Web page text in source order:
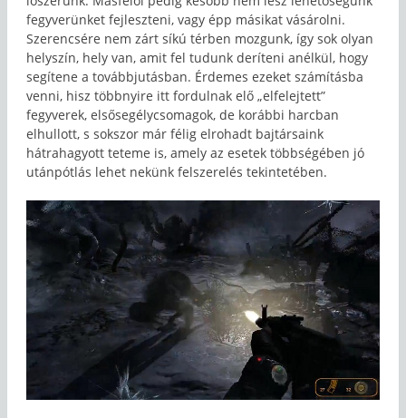
fegyverünket fejleszteni, vagy épp másikat vásárolni.
Szerencsére nem zárt síkú térben mozgunk, így sok olyan
helyszín, hely van, amit fel tudunk deríteni anélkül, hogy
segítene a továbbjutásban. Érdemes ezeket számításba
venni, hisz többnyire itt fordulnak elő „elfelejtett”
fegyverek, elsősegélycsomagok, de korábbi harcban
elhullott, s sokszor már félig elrohadt bajtársaink
hátrahagyott teteme is, amely az esetek többségében jó
utánpótlás lehet nekünk felszerelés tekintetében.